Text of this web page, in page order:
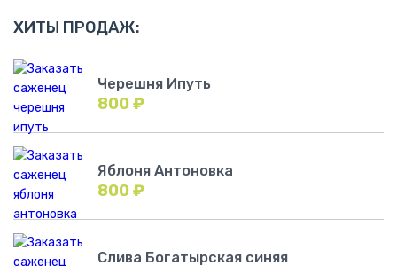
ХИТЫ ПРОДАЖ:
Черешня Ипуть
800₽
Яблоня Антоновка
800₽
Слива Богатырская синяя